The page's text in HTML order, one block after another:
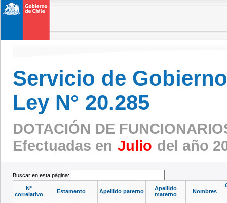
Servicio de
Ley N° 20.285
DOTACIÓN DE
Efectuadas en Julio del año
Buscar en esta página:
N°
correlativo
Estamento Apellido paterno
Apellido
materno
Nombres